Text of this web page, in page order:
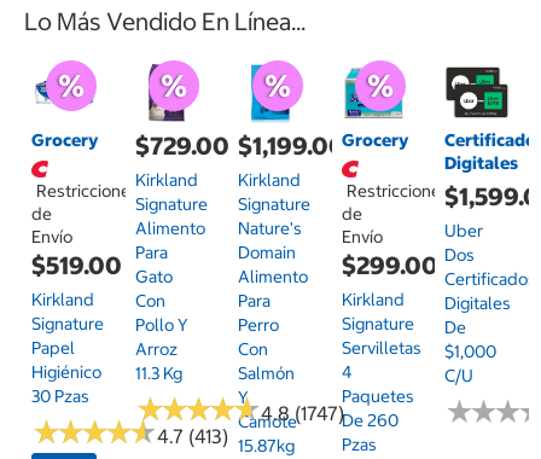
Lo Más Vendido En Línea...
Grocery
Restricciones
de
Envío
$519.00
Kirkland
Signature
Papel
Higiénico
30 Pzas
★★★★★
★★★★★4.7 (413)
$729.00
Kirkland
Signature
Alimento
Para
Gato
Con
Pollo Y
Arroz
11.3 Kg
★★★★★
★★★★★4.8 (1747)
$1,199.00
Kirkland
Signature
Nature's
Domain
Alimento
Para
Perro
Con
Salmón
Y
Camote
15.87kg
Grocery
Restricciones
de
Envío
$299.00
Kirkland
Signature
Servilletas
4
Paquetes
De 260
Pzas
Digitales
Uber
Dos
Certificados
Digitales
De
$1,000
C/u
★★★
★★★